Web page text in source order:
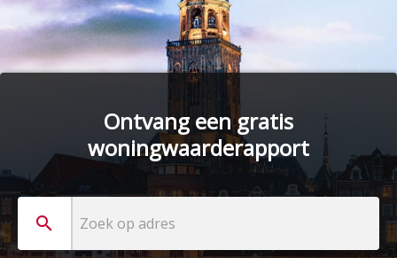
Ontvang een gratis
woningwaarderapport
search Zoek op adres